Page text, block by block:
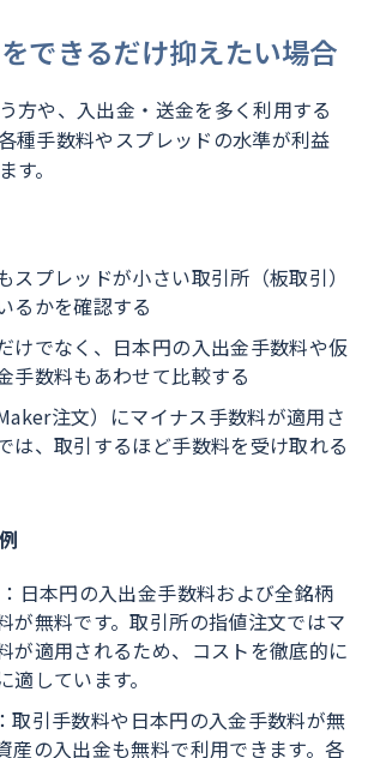
できるだけ抑えたい場合
方や、入出金・送金を多く利用する
種手数料やスプレッドの水準が利益
す。
スプレッドが小さい取引所（板取引）
るかを確認する
けでなく、日本円の入出金手数料や仮
手数料もあわせて比較する
注文）にマイナス手数料が適用さ
は、取引するほど手数料を受け取れる
日本円の入出金手数料および全銘柄
が無料です。取引所の指値注文ではマ
が適用されるため、コストを徹底的に
適しています。
取引手数料や日本円の入金手数料が無
産の入出金も無料で利用できます。各